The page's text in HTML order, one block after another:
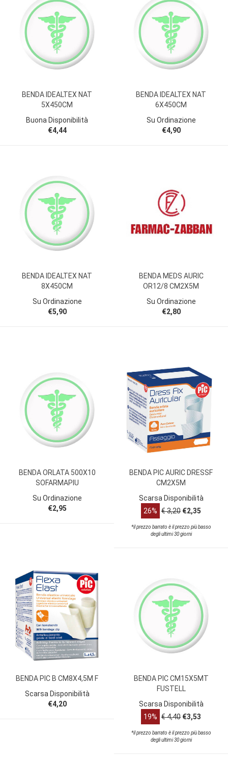
BENDA IDEALTEX NAT
5X450CM
Buona Disponibilità
€4,44
BENDA IDEALTEX NAT
6X450CM
Su Ordinazione
€4,90
BENDA IDEALTEX NAT
8X450CM
Su Ordinazione
€5,90
BENDA MEDS AURIC
OR12/8 CM2X5M
Su Ordinazione
€2,80
BENDA ORLATA 500X10
SOFARMAPIU
Su Ordinazione
€2,95
BENDA PIC AURIC DRESSF
CM2X5M
Scarsa Disponibilità
26% € 3,20 €2,35
*il prezzo barrato è il prezzo più basso
degli ultimi 30 giorni
BENDA PIC B CM8X4,5M F
Scarsa Disponibilità
€4,20
BENDA PIC CM15X5MT
FUSTELL
Scarsa Disponibilità
19% € 4,40 €3,53
*il prezzo barrato è il prezzo più basso
degli ultimi 30 giorni